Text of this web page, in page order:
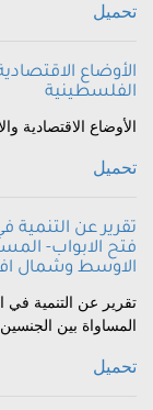
تحميل
الأوضاع
الفلسطينية
الأوضاع الاقتصادية
تحميل
تقرير عن
فتح الابواب-
الاوسط وشمال
تقرير عن التنمية
المساواة بين
تحميل